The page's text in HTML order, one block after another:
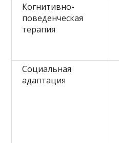
Когнитивно-
поведенческая
терапия
Социальная
адаптация